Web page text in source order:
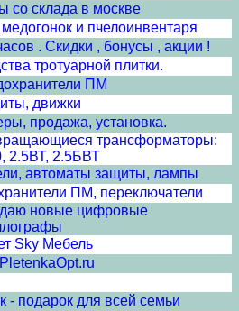
со склада в москве
и пчелоинвентаря
. Скидки , бонусы , акции !
тротуарной плитки.
ПМ
движки
продажа, установка.
трансформаторы:
2.5ВТ, 2.5БВТ
автоматы защиты, лампы
ПМ, переключатели
новые цифровые
Sky Мебель
- подарок для всей семьи